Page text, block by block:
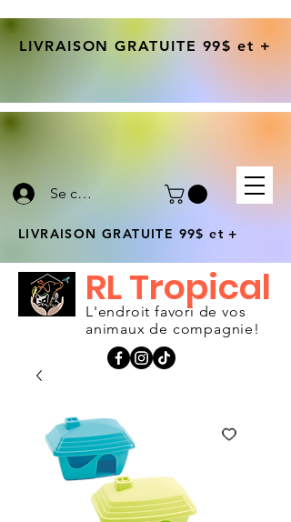
Se connecter
LIVRAISON GRATUITE 99$ et +
L'endroit favori de vos
animaux de compagnie!
RL Tropical
LIVRAISON GRATUITE 99$ et +